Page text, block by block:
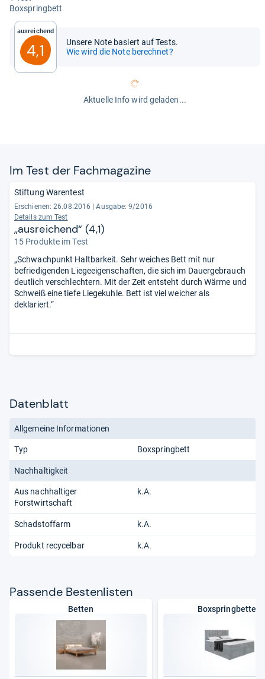
Box­spring­bett
Ausreichend
4,1
Unsere Note basiert auf Tests.
Wie wird die Note berechnet?
Aktuelle Info wird geladen...
Im Test der Fach­ma­ga­zine
Stiftung Warentest
Erschienen: 26.08.2016
Ausgabe: 9/2016
Details zum Test
„ausreichend“ (4,1)
15 Produkte im Test
„Schwachpunkt Haltbarkeit. Sehr weiches Bett mit nur
befriedigenden Liegeeigenschaften, die sich im Dauergebrauch
deutlich verschlechtern. Mit der Zeit entsteht durch Wärme und
Schweiß eine tiefe Liegekuhle. Bett ist viel weicher als
deklariert.“
Datenblatt
Allgemeine Informationen
Typ Boxspringbett
Nachhaltigkeit
Aus nachhaltiger
Forstwirtschaft
k.A.
Schadstoffarm k.A.
Produkt recycelbar k.A.
Pas­sende Bes­ten­lis­ten
Betten Boxspringbetten